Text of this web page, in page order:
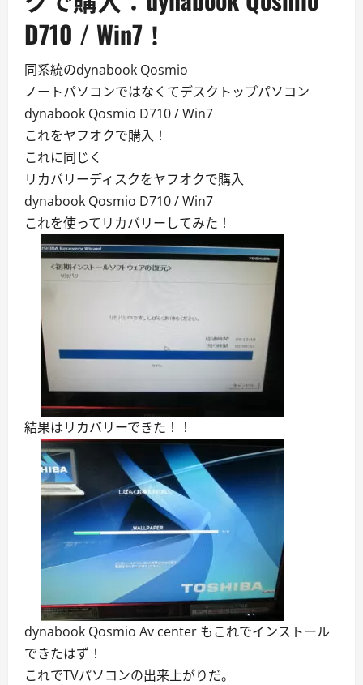
D710 / Win7！
同系統のdynabook Qosmio
ノートパソコンではなくてデスクトップパソコン
dynabook Qosmio D710 / Win7
これをヤフオクで購入！
これに同じく
リカバリーディスクをヤフオクで購入
dynabook Qosmio D710 / Win7
これを使ってリカバリーしてみた！
結果はリカバリーできた！！
dynabook Qosmio Av center もこれでインストール
できたはず！
これでTVパソコンの出来上がりだ。